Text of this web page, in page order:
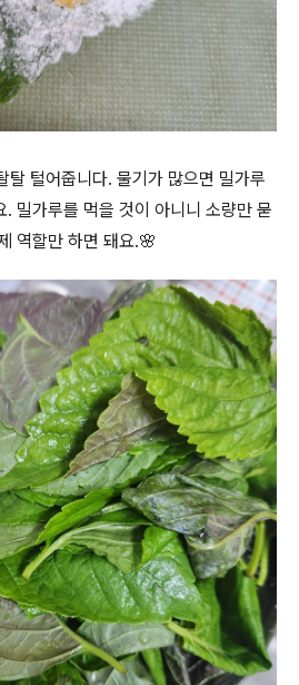
탈 털어줍니다. 물기가 많으면 밀가루
밀가루를 먹을 것이 아니니 소량만 묻
역할만 하면 돼요.🌸